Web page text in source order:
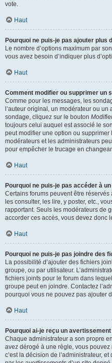
vote.
Haut
Pourquoi ne puis-je pas ajouter plus
Le nombre d’options maximum par
vous avez besoin d’indiquer plus
Haut
Comment modifier ou supprimer un
Comme pour les messages, les
l’auteur original, un modérateur ou
sondage, cliquez sur le bouton
toujours celui auquel est associé le
peut modifier une option ou supprimer
modérateurs et les administrateurs
pour empêcher le trucage en
Haut
Pourquoi ne puis-je pas accéder à
Certains forums peuvent être
les consulter, les lire, y poster, etc.,
rapportant. Seuls les modérateurs de
accorder ces accès, vous devez donc
Haut
Pourquoi ne puis-je pas joindre des
La possibilité d’ajouter des fichiers
groupe, ou par utilisateur.
fichiers joints pour le forum dans
groupe peut en joindre. Contactez
pourquoi vous ne pouvez pas ajouter
Haut
Pourquoi ai-je reçu un avertissement
Chaque administrateur a son propre
avez dérogé à une règle, vous
c’est la décision de l’administrateur,